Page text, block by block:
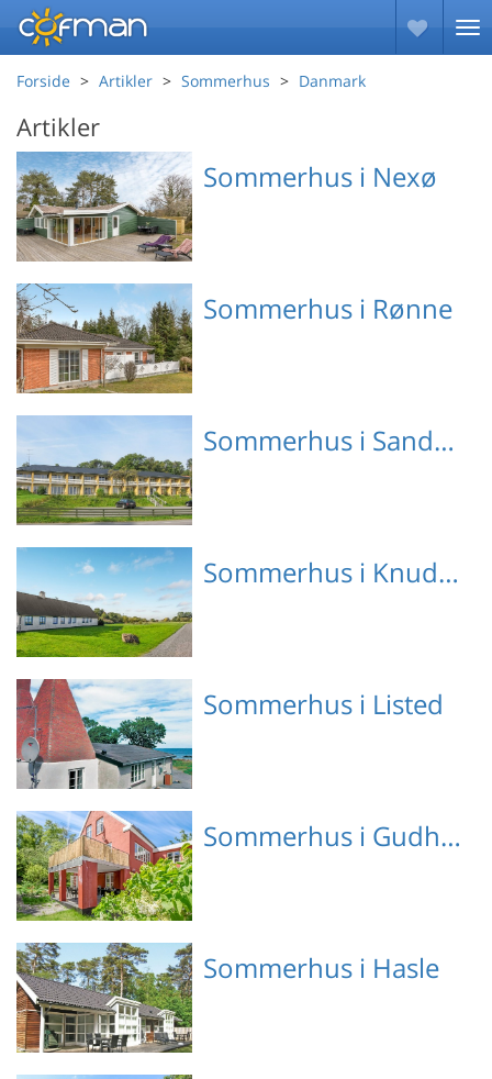
Forside Artikler Sommerhus Danmark
Artikler
Sommerhus i Nexø
Emne nr.: 130-I50630 Sommerhus i Rønne
Emne nr.: 130-I54427 Sommerhus i Sandkås
Emne nr.: 130-I67109 Sommerhus i Knudsker
Emne nr.: 130-I53542 Sommerhus i Listed
Emne nr.: 130-I58855 Sommerhus i Gudhjem
Emne nr.: 130-I66083 Sommerhus i Hasle